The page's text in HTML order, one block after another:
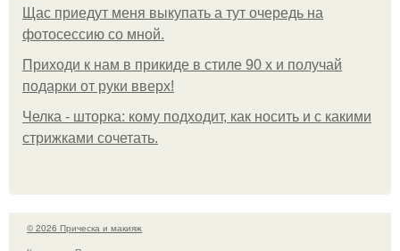
Щас приедут меня выкупать а тут очередь на
фотосессию со мной.
Приходи к нам в прикиде в стиле 90 х и получай
подарки от руки вверх!
Челка - шторка: кому подходит, как носить и с какими
стрижками сочетать.
© 2026 Прическа и макияж